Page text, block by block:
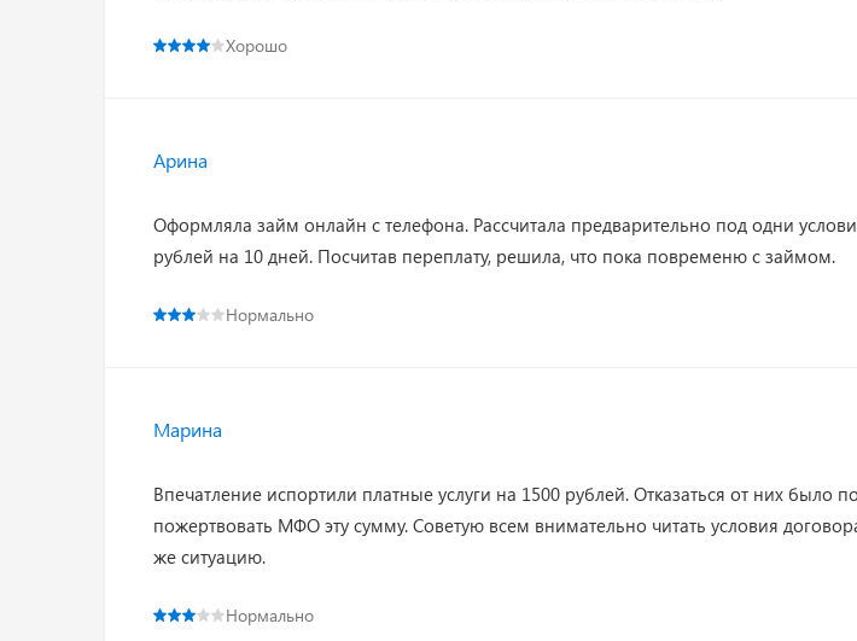
Хорошо
Арина
Оформляла займ онлайн с телефона. Рассчитала предварительно под одни
рублей на 10 дней. Посчитав переплату, решила, что пока повременю с займом.
Нормально
Марина
Впечатление испортили платные услуги на 1500 рублей. Отказаться от них было
пожертвовать МФО эту сумму. Советую всем внимательно читать условия
же ситуацию.
Нормально